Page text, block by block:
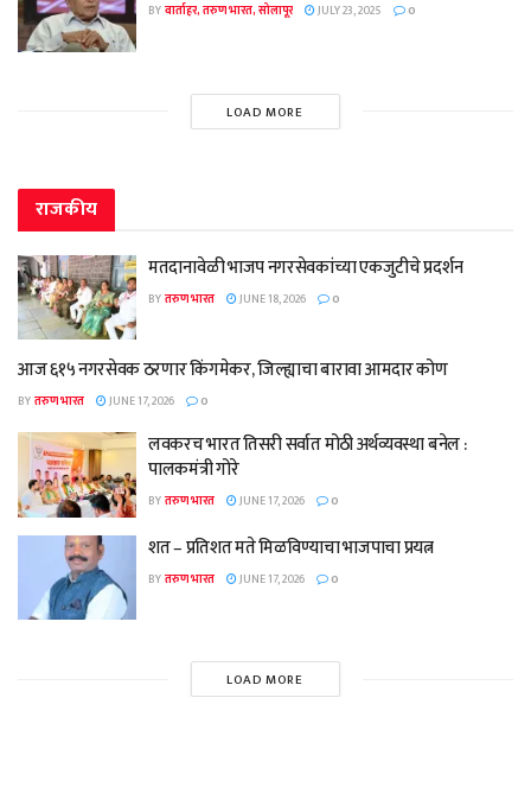
BYवार्ताहर, तरुण भारत, सोलापूर JULY 23, 2025 0
LOAD MORE
राजकीय
मतदानावेळी भाजप नगरसेवकांच्या एकजुटीचे प्रदर्शन
BYतरुण भारत JUNE 18, 2026 0
आज ६१५ नगरसेवक ठरणार किंगमेकर, जिल्ह्याचा बारावा आमदार कोण
BYतरुण भारत JUNE 17, 2026 0
लवकरच भारत तिसरी सर्वात मोठी अर्थव्यवस्था बनेल :
पालकमंत्री गोरे
BYतरुण भारत JUNE 17, 2026 0
शत – प्रतिशत मते मिळविण्याचा भाजपाचा प्रयत्न
BYतरुण भारत JUNE 17, 2026 0
LOAD MORE